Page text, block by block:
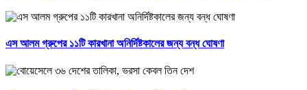
এস আলম গ্রুপের ১১টি কারখানা অনির্দিষ্টকালের জন্য বন্ধ ঘোষণা